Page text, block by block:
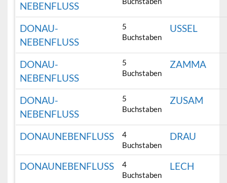
NEBENFLUSS
DONAU-
NEBENFLUSS
5
Buchstaben
USSEL
DONAU-
NEBENFLUSS
5
Buchstaben
ZAMMA
DONAU-
NEBENFLUSS
5
Buchstaben
ZUSAM
DONAUNEBENFLUSS
4
Buchstaben
DRAU
DONAUNEBENFLUSS
4
Buchstaben
LECH